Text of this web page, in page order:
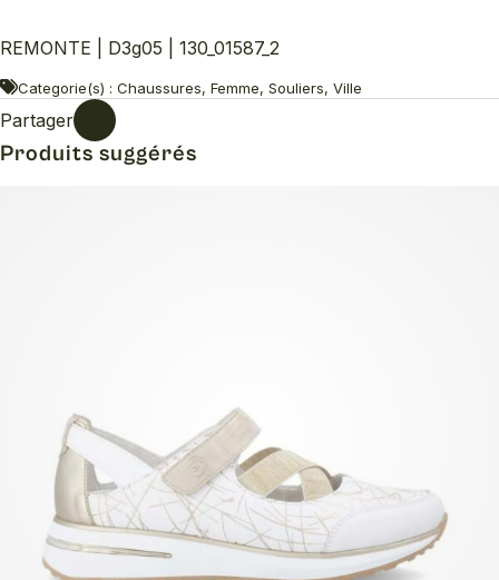
REMONTE | D3g05 | 130_01587_2
Categorie(s) : Chaussures, Femme, Souliers, Ville
Partager
Produits suggérés